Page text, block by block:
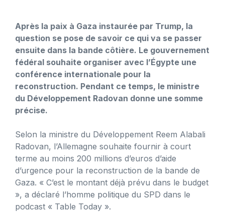
Après la paix à Gaza instaurée par Trump, la
question se pose de savoir ce qui va se passer
ensuite dans la bande côtière. Le gouvernement
fédéral souhaite organiser avec l’Égypte une
conférence internationale pour la
reconstruction. Pendant ce temps, le ministre
du Développement Radovan donne une somme
précise.
Selon la ministre du Développement Reem Alabali
Radovan, l’Allemagne souhaite fournir à court
terme au moins 200 millions d’euros d’aide
d’urgence pour la reconstruction de la bande de
Gaza. « C’est le montant déjà prévu dans le budget
», a déclaré l’homme politique du SPD dans le
podcast « Table Today ».